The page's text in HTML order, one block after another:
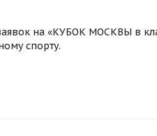
на «КУБОК МОСКВЫ в
спорту.